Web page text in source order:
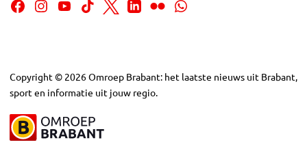
Copyright © 2026Omroep Brabant: het laatste nieuws uit Brabant,
sport en informatie uit jouw regio.